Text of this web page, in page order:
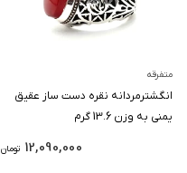
متفرقه
انگشترمردانه نقره دست ساز عقیق
یمنی به وزن 13.6 گرم
تومان 12,090,000